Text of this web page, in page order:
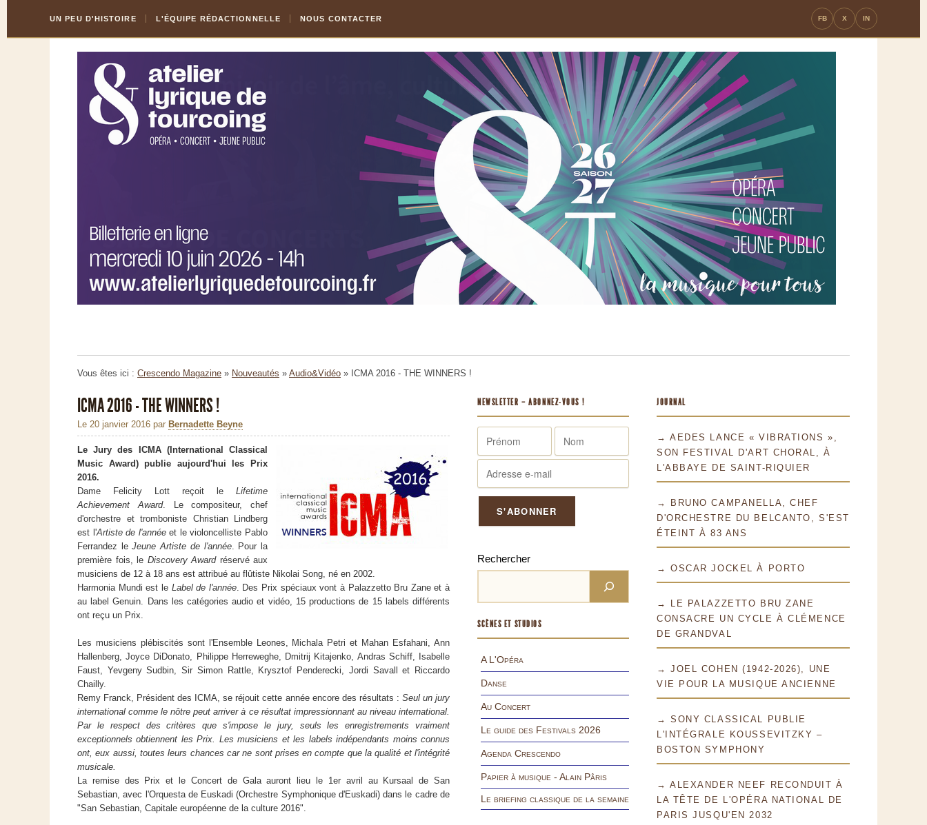
Content
la
UN PEU D'HISTOIRE L'ÉQUIPE RÉDACTIONNELLE NOUS CONTACTER FB X IN
Vous êtes ici : Crescendo Magazine » Nouveautés » Audio&Vidéo » ICMA 2016 - THE WINNERS !
ICMA 2016 - THE WINNERS !
Le 20 janvier 2016 par Bernadette Beyne
Le Jury des ICMA (International Classical
Music Award) publie aujourd'hui les Prix
2016.
Dame Felicity Lott reçoit le Lifetime
Achievement Award. Le compositeur, chef
d'orchestre et tromboniste Christian Lindberg
est l'Artiste de l'annéeet le violoncelliste Pablo
Ferrandez leJeune Artiste de l'année. Pour la
première fois, le Discovery Awardréservé aux
musiciens de 12 à 18 ans est attribué au flûtiste Nikolai Song, né en 2002.
Harmonia Mundi est le Label de l'année. Des Prix ​​spéciaux vont à Palazzetto Bru Zane et à
au label Genuin. Dans les catégories audio et vidéo, 15 productions de 15 labels différents
ont reçu un Prix.
Les musiciens plébiscités sont l'Ensemble Leones, Michala Petri et Mahan Esfahani, Ann
Hallenberg, Joyce DiDonato, Philippe Herreweghe, Dmitrij Kitajenko, Andras Schiff, Isabelle
Faust, Yevgeny Sudbin, Sir Simon Rattle, Krysztof Penderecki, Jordi Savall et Riccardo
Chailly.
Remy Franck, Président des ICMA, se réjouit cette année encore des résultats : Seul un jury
international comme le nôtre peut arriver à ce résultat impressionnant au niveau international.
Par le respect des critères que s'impose le jury, seuls les enregistrements vraiment
exceptionnels obtiennent les Prix. Les musiciens et les labels indépendants moins connus
ont, eux aussi, toutes leurs chances car ne sont prises en compte que la qualité et l'intégrité
musicale.
La remise des Prix et le Concert de Gala auront lieu le 1er avril au Kursaal de San
Sebastian, avec l'Orquesta de Euskadi (Orchestre Symphonique d'Euskadi) dans le cadre de
"San Sebastian, Capitale européenne de la culture 2016".
NEWSLETTER – ABONNEZ-VOUS !
Rechercher
SCÈNES ET STUDIOS
A L'Opéra
Danse
Au Concert
Le guide des Festivals 2026
Agenda Crescendo
Papier à musique - Alain Pâris
Le briefing classique de la semaine
JOURNAL
→ AEDES LANCE « VIBRATIONS »,
SON FESTIVAL D'ART CHORAL, À
L'ABBAYE DE SAINT-RIQUIER
→ BRUNO CAMPANELLA, CHEF
D'ORCHESTRE DU BELCANTO, S'EST
ÉTEINT À 83 ANS
→ OSCAR JOCKEL À PORTO
→ LE PALAZZETTO BRU ZANE
CONSACRE UN CYCLE À CLÉMENCE
DE GRANDVAL
→ JOEL COHEN (1942-2026), UNE
VIE POUR LA MUSIQUE ANCIENNE
→ SONY CLASSICAL PUBLIE
L'INTÉGRALE KOUSSEVITZKY –
BOSTON SYMPHONY
→ ALEXANDER NEEF RECONDUIT À
LA TÊTE DE L'OPÉRA NATIONAL DE
PARIS JUSQU'EN 2032